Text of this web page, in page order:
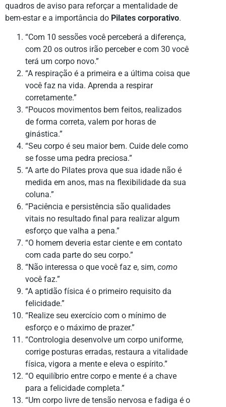
quadros de aviso para reforçar a mentalidade de
bem-estar e a importância do Pilates corporativo.
“Com 10 sessões você perceberá a diferença,
com 20 os outros irão perceber e com 30 você
terá um corpo novo.”
“A respiração é a primeira e a última coisa que
você faz na vida. Aprenda a respirar
corretamente.”
“Poucos movimentos bem feitos, realizados
de forma correta, valem por horas de
ginástica.”
“Seu corpo é seu maior bem. Cuide dele como
se fosse uma pedra preciosa.”
“A arte do Pilates prova que sua idade não é
medida em anos, mas na flexibilidade da sua
coluna.”
“Paciência e persistência são qualidades
vitais no resultado final para realizar algum
esforço que valha a pena.”
“O homem deveria estar ciente e em contato
com cada parte do seu corpo.”
“Não interessa o que você faz e, sim, como
você faz.”
“A aptidão física é o primeiro requisito da
felicidade.”
“Realize seu exercício com o mínimo de
esforço e o máximo de prazer.”
“Contrologia desenvolve um corpo uniforme,
corrige posturas erradas, restaura a vitalidade
física, vigora a mente e eleva o espírito.”
“O equilíbrio entre corpo e mente é a chave
para a felicidade completa.”
“Um corpo livre de tensão nervosa e fadiga é o